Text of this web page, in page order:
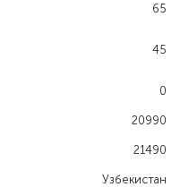
65
45
0
20990
21490
Узбекистан